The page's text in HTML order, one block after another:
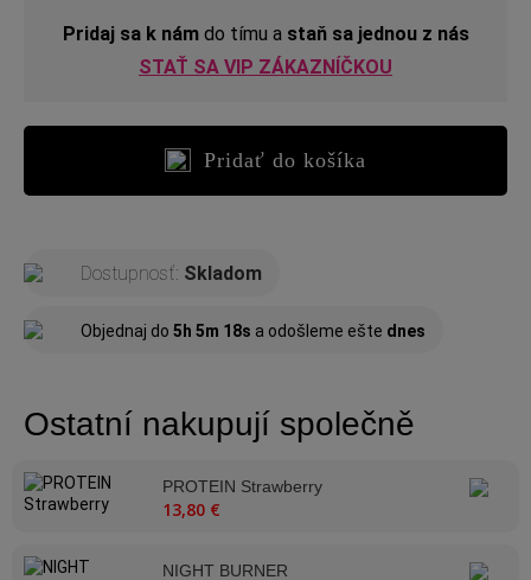
Pridaj sa k námdo tímu a staň sa jednou z nás
STAŤ SA VIP ZÁKAZNÍČKOU
Pridať do košíka
Dostupnosť: Skladom
Objednaj do 5h 5m 18s a odošleme ešte dnes
Ostatní nakupují společně
PROTEIN Strawberry
13,80 €
NIGHT BURNER